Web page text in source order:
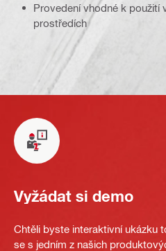
Provedení vhodné k použití
prostředích
Vyžádat si demo
Chtěli byste interaktivní ukázku
se s jedním z našich